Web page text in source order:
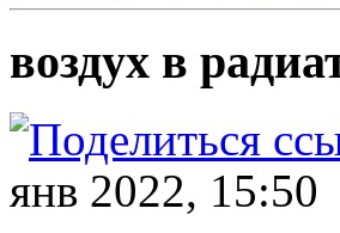
воздух в
янв 2022, 15:50